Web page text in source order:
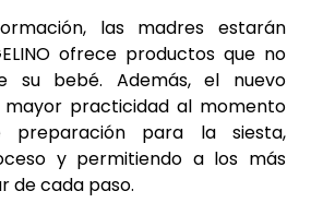
las madres estarán
ofrece productos que no
su bebé. Además, el nuevo
practicidad al momento
para la siesta,
y permitiendo a los más
de cada paso.